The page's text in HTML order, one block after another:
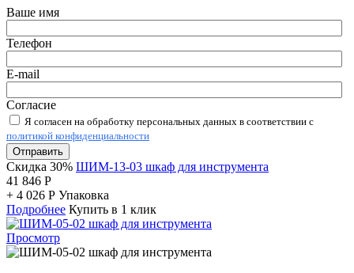
Ваше имя
Телефон
E-mail
Согласие
Я согласен на обработку персональных данных в соответствии с
политикой конфиденциальности
Отправить
Скидка 30% ШИМ-13-03 шкаф для инструмента
41 846 Р
+ 4 026 Р Упаковка
Подробнее Купить в 1 клик
Просмотр